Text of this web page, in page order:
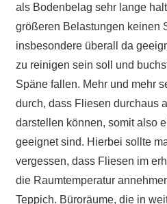
als Bodenbelag sehr lange
größeren Belastungen keinen
insbesondere überall da
zu reinigen sein soll und
Späne fallen. Mehr und mehr
durch, dass Fliesen durchaus
darstellen können, somit also
geeignet sind. Hierbei sollte
vergessen, dass Fliesen im
die Raumtemperatur
Teppich. Büroräume, die in